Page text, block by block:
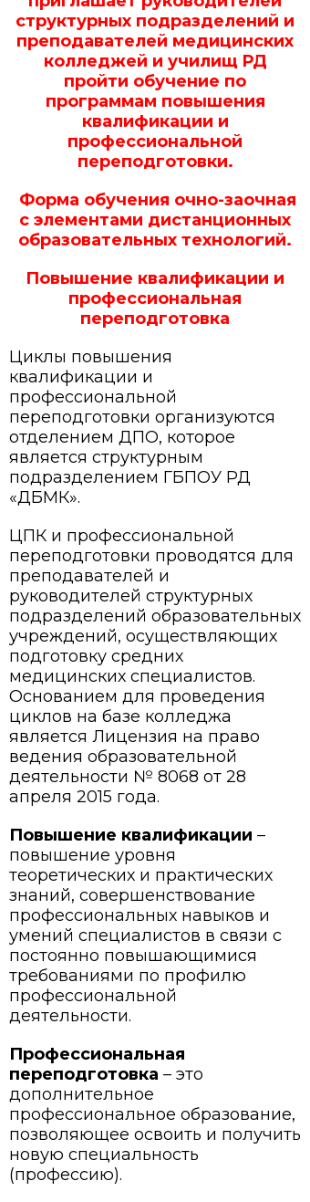
структурных подразделений и
преподавателей медицинских
колледжей и училищ РД
пройти обучение по
программам повышения
квалификации и
профессиональной
переподготовки.
Форма обучения очно-заочная
с элементами дистанционных
образовательных технологий.
Повышение квалификации и
профессиональная
переподготовка
Циклы повышения
квалификации и
профессиональной
переподготовки организуются
отделением ДПО, которое
является структурным
подразделением ГБПОУ РД
«ДБМК».
ЦПК и профессиональной
переподготовки проводятся для
преподавателей и
руководителей структурных
подразделений образовательных
учреждений, осуществляющих
подготовку средних
медицинских специалистов.
Основанием для проведения
циклов на базе колледжа
является Лицензия на право
ведения образовательной
деятельности № 8068 от 28
апреля 2015 года.
Повышение квалификации –
повышение уровня
теоретических и практических
знаний, совершенствование
профессиональных навыков и
умений специалистов в связи с
постоянно повышающимися
требованиями по профилю
профессиональной
деятельности.
Профессиональная
переподготовка – это
дополнительное
профессиональное образование,
позволяющее освоить и получить
новую специальность
(профессию).